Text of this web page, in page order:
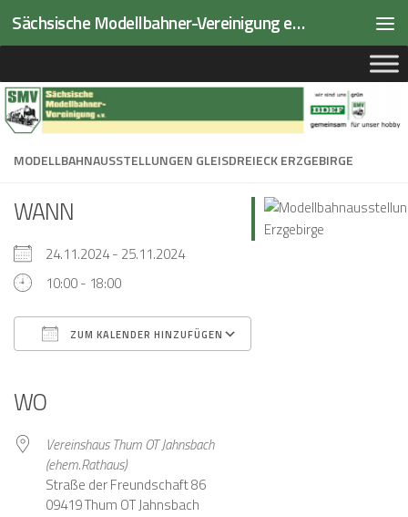
Zum Inhalt springen Sächsische Modellbahner-Vereinigung e.V.
MODELLBAHNAUSSTELLUNGEN GLEISDREIECK ERZGEBIRGE
WANN
24.11.2024 - 25.11.2024
10:00 - 18:00
ZUM KALENDER HINZUFÜGEN
WO
Vereinshaus Thum OT Jahnsbach
(ehem.Rathaus)
Straße der Freundschaft 86
09419 Thum OT Jahnsbach